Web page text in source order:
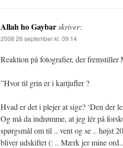
Allah ho Gaybarskriver:
2008 26 september kl. 09:14
Reaktion på fotografier, der fremstiller
”Hvor til grin er i kartjufler ?
Hvad er det i plejer at sige? ‘Den der
Og må da indrømme, at jeg lér på
spørgsmål om til .. vent og se .. højst
bliver udskiftet (: .. Mærk jer mine